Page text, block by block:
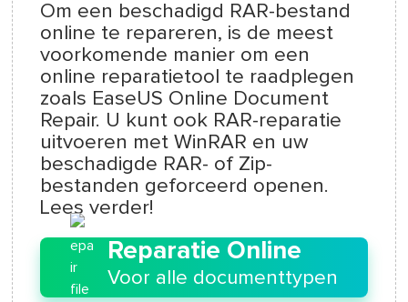
Om een beschadigd RAR-bestand
online te repareren, is de meest
voorkomende manier om een
online reparatietool te raadplegen
zoals EaseUS Online Document
Repair. U kunt ook RAR-reparatie
uitvoeren met WinRAR en uw
beschadigde RAR- of Zip-
bestanden geforceerd openen.
Lees verder!
Reparatie Online
Voor alle documenttypen